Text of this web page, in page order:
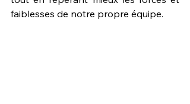
faiblesses de notre propre équipe.